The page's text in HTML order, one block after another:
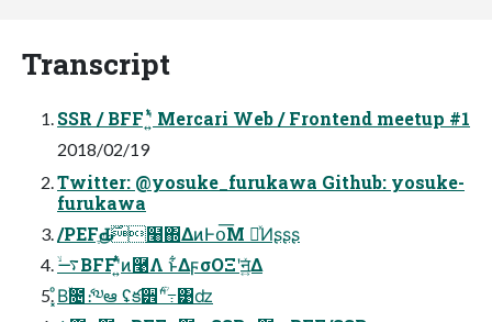
Transcript
SSR / BFF ʹ͍ͭͯ Mercari Web / Frontend meetup #1
2018/02/19
Twitter: @yosuke_furukawa Github: yosuke-
furukawa
/PEFֶԂ࣌ݶ໨΍ΔͷͰօ͞Μ དྷͯͶʂʂʂ
࠷ۙBFFʹ͍ͭͯͷ࿩Λ ͱ͋ΔϝσΟΞʹॻ͍ͯΔ
͓ͦΒۙ͘೔ެ։༧ఆ ʢక੾ʹؒʹ߹͑͹ʣ